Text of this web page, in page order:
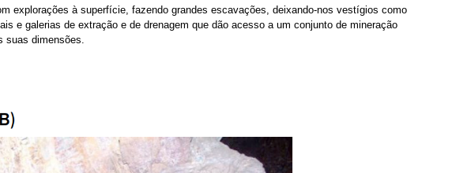
explorações à superfície, fazendo grandes escavações, deixando-nos vestígios como
e galerias de extração e de drenagem que dão acesso a um conjunto de mineração
dimensões.